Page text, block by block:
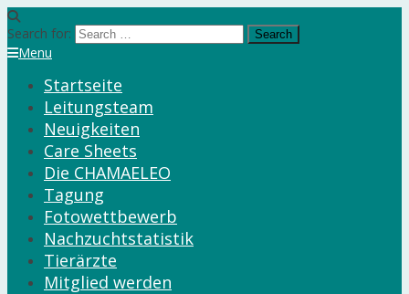
Search for:
Menu
Startseite
Leitungsteam
Neuigkeiten
Care Sheets
Die CHAMAELEO
Tagung
Fotowettbewerb
Nachzuchtstatistik
Tierärzte
Mitglied werden